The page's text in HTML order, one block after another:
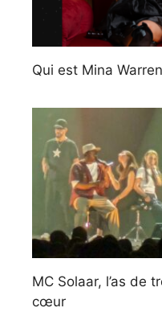
Qui est Mina
MC Solaar, l’as de
cœur